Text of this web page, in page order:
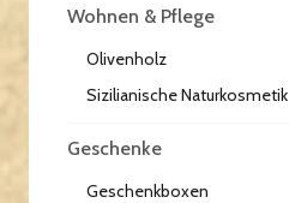
Wohnen & Pflege
Olivenholz
Sizilianische Naturkosmetik
Geschenke
Geschenkboxen